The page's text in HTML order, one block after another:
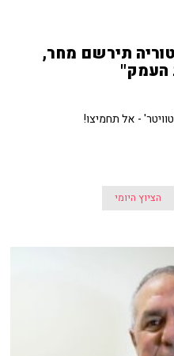
תירשם מחר,
העמק"
- אל תחמיצו!
הציוץ היומי